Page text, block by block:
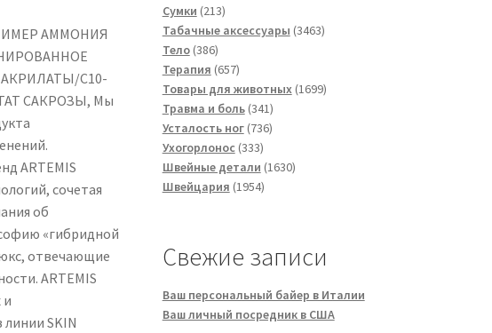
АММОНИЯ
C10-
САКРОЗЫ, Мы
ARTEMIS
сочетая
об
«гибридной
отвечающие
ARTEMIS
и
SKIN
товаров
Сумки 213213
товаров
Табачные аксессуары 34633463
Тело 386386
товаров
Терапия 657657
товаров
Товары для животных 16991699
Травма и боль 341341
товар
Усталость ног 736736
Ухогорлонос 333333
товара
Швейные детали 16301630
Швейцария 19541954
Свежие записи
Ваш персональный байер в Италии
Ваш личный посредник в США